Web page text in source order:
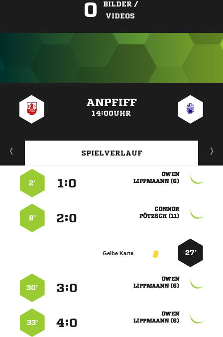
0
BILDER /
VIDEOS
ANPFIFF
14:00UHR
SPIELVERLAUF

 
:
2’

 
:
8’
27’
Gelbe Karte

 
:
30’

 
:
33’